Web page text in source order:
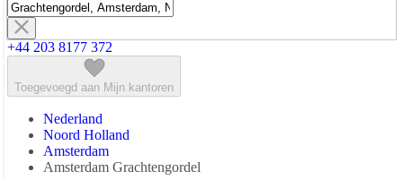
+44 203 8177 372
Toegevoegd aan Mijn kantoren
Nederland
Noord Holland
Amsterdam
Amsterdam Grachtengordel